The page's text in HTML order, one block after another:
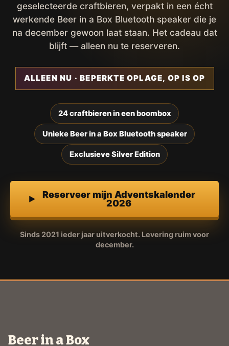
geselecteerde craftbieren, verpakt in een écht
werkende Beer in a Box Bluetooth speaker die je
na december gewoon laat staan. Het cadeau dat
blijft — alleen nu te reserveren.
ALLEEN NU · BEPERKTE OPLAGE, OP IS OP
24 craftbieren in een boombox
Unieke Beer in a Box Bluetooth speaker
Exclusieve Silver Edition
Reserveer mijn Adventskalender
2026
Sinds 2021 ieder jaar uitverkocht. Levering ruim voor
december.
Beer in a Box